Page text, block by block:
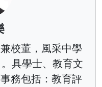
校董，風采中學
具學士、教育文
務包括：教育評